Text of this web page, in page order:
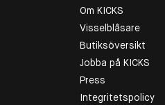
Om KICKS
Visselblåsare
Butiksöversikt
Jobba på KICKS
Press
Integritetspolicy